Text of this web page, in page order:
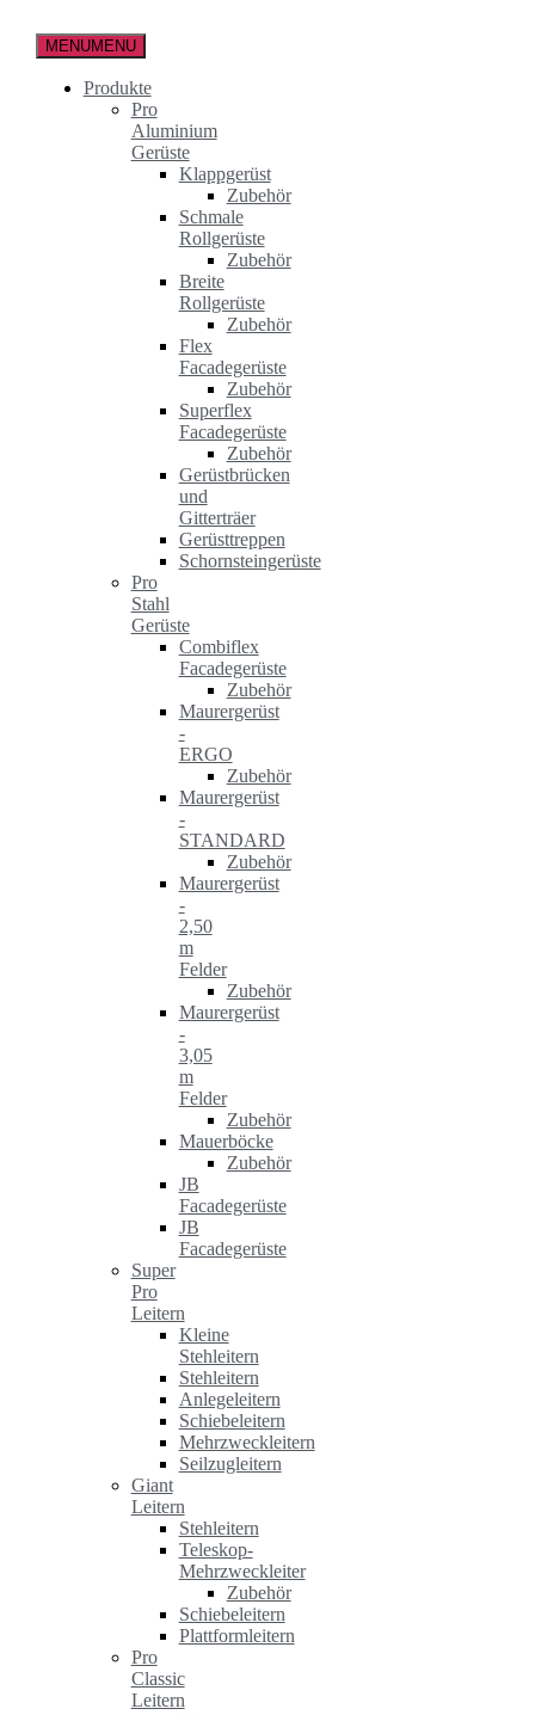
Inhalt
springen
MENUMENU
Produkte
Pro
Aluminium
Gerüste
Klappgerüst
Zubehör
Schmale
Rollgerüste
Zubehör
Breite
Rollgerüste
Zubehör
Flex
Facadegerüste
Zubehör
Superflex
Facadegerüste
Zubehör
Gerüstbrücken
und
Gitterträer
Gerüsttreppen
Schornsteingerüste
Pro
Stahl
Gerüste
Combiflex
Facadegerüste
Zubehör
Maurergerüst
-
ERGO
Zubehör
Maurergerüst
-
STANDARD
Zubehör
Maurergerüst
-
2,50
m
Felder
Zubehör
Maurergerüst
-
3,05
m
Felder
Zubehör
Mauerböcke
Zubehör
JB
Facadegerüste
JB
Facadegerüste
Super
Pro
Leitern
Kleine
Stehleitern
Stehleitern
Anlegeleitern
Schiebeleitern
Mehrzweckleitern
Seilzugleitern
Giant
Leitern
Stehleitern
Teleskop-
Mehrzweckleiter
Zubehör
Schiebeleitern
Plattformleitern
Pro
Classic
Leitern